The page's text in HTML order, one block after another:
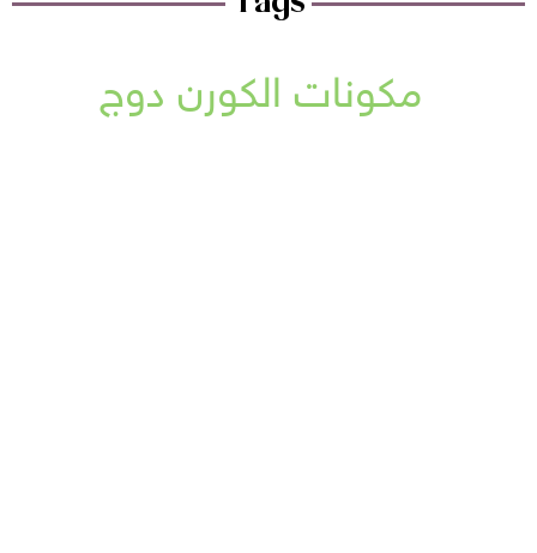
مكونات الكورن دوج